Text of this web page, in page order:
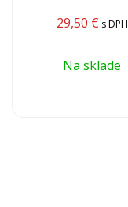
29,50 € s DPH
Na sklade